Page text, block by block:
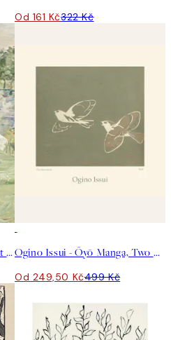
Od 161 Kč322 Kč
Berthe Morisot - Girl in a Boat with Geese Plakát Ogino Issui - Ōyō Manga, Two Birds Plakát
Od 249,50 Kč499 Kč